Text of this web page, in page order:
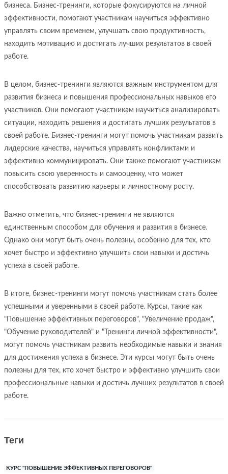
бизнеса. Бизнес-тренинги, которые фокусируются на личной
эффективности, помогают участникам научиться эффективно
управлять своим временем, улучшать свою продуктивность,
находить мотивацию и достигать лучших результатов в своей
работе.
В целом, бизнес-тренинги являются важным инструментом для
развития бизнеса и повышения профессиональных навыков его
участников. Они помогают участникам научиться анализировать
ситуации, находить решения и достигать лучших результатов в
своей работе. Бизнес-тренинги могут помочь участникам развить
лидерские качества, научиться управлять конфликтами и
эффективно коммуницировать. Они также помогают участникам
повысить свою уверенность и самооценку, что может
способствовать развитию карьеры и личностному росту.
Важно отметить, что бизнес-тренинги не являются
единственным способом для обучения и развития в бизнесе.
Однако они могут быть очень полезны, особенно для тех, кто
хочет быстро и эффективно улучшить свои навыки и достичь
успеха в своей работе.
В итоге, бизнес-тренинги могут помочь участникам стать более
успешными и уверенными в своей работе. Курсы, такие как
"Повышение эффективных переговоров", "Увеличение продаж",
"Обучение руководителей" и "Тренинги личной эффективности",
могут помочь участникам развить необходимые навыки и знания
для достижения успеха в бизнесе. Эти курсы могут быть очень
полезны для тех, кто хочет быстро и эффективно улучшить свои
профессиональные навыки и достичь лучших результатов в своей
работе.
Теги
КУРС "ПОВЫШЕНИЕ ЭФФЕКТИВНЫХ ПЕРЕГОВОРОВ"